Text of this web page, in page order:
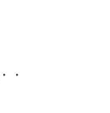
・